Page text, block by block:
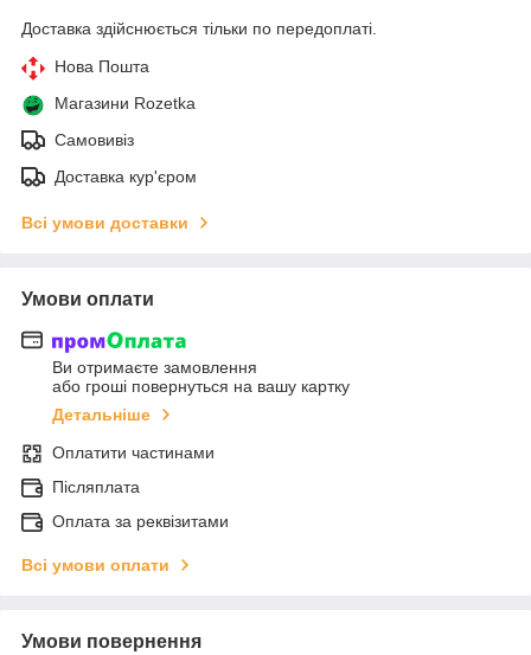
Доставка здійснюється тільки по передоплаті.
Нова Пошта
Магазини Rozetka
Самовивіз
Доставка кур'єром
Всі умови доставки
Умови оплати
Ви отримаєте замовлення
або гроші повернуться на вашу картку
Детальніше
Оплатити частинами
Післяплата
Оплата за реквізитами
Всі умови оплати
Умови повернення